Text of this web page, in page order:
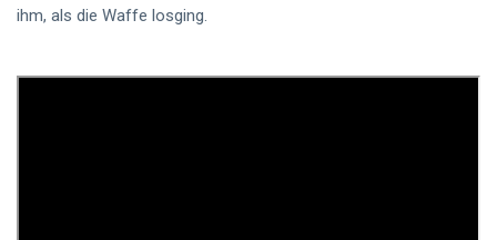
ihm, als die Waffe losging.